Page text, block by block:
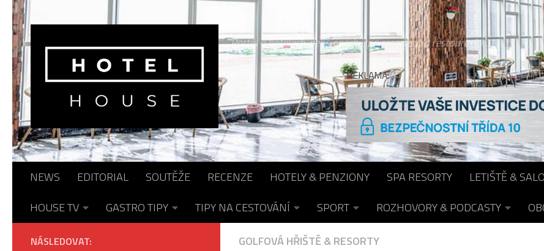
Skip to content
Portál o hotelech, pensionech, spa resortech a restauracích...
REKLAMA:
NEWS EDITORIAL SOUTĚŽE RECENZE HOTELY & PENZIONY SPA RESORTY LETIŠTĚ &
HOUSE TV
GASTRO TIPY TIPY NA CESTOVÁNÍ SPORT ROZHOVORY & PODCASTY
GOLFOVÁ HŘIŠTĚ & RESORTY
NÁSLEDOVAT: